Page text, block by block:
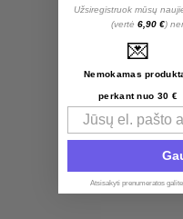
Užsiregistruok mūsų
(vertė 6,90 €)
💌
Nemokamas
perkant nuo 30 €
Email
Atsisakyti prenumeratos